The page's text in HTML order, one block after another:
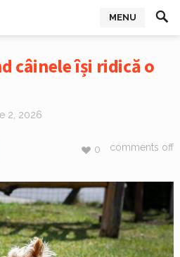
MENU
câinele își ridică o
2, 2026
comments off
0